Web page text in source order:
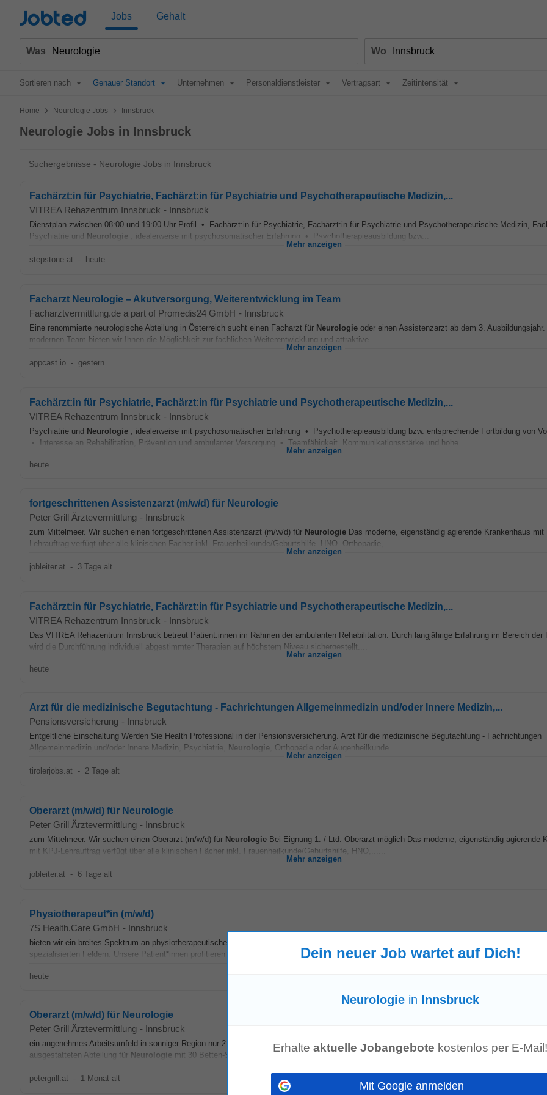
Jobted Jobs Gehalt
Was Wo
Sortieren nach Genauer Standort Unternehmen Personaldienstleister Vertragsart Zeitintensität
Home > Neurologie Jobs > Innsbruck
Neurologie Jobs in Innsbruck
Suchergebnisse - Neurologie Jobs in Innsbruck
Fachärzt:in für Psychiatrie, Fachärzt:in für Psychiatrie und Psychotherapeutische Medizin,...
VITREA Rehazentrum Innsbruck - Innsbruck
Dienstplan zwischen 08:00 und 19:00 Uhr Profil • Fachärzt:in für Psychiatrie, Fachärzt:in für Psychiatrie und Psychotherapeutische Medizin,
Psychiatrie und Neurologie , idealerweise mit psychosomatischer Erfahrung • Psychotherapieausbildung bzw...
Mehr anzeigen
stepstone.at - heute
Facharzt Neurologie – Akutversorgung, Weiterentwicklung im Team
Facharztvermittlung.de a part of Promedis24 GmbH - Innsbruck
Eine renommierte neurologische Abteilung in Österreich sucht einen Facharzt für Neurologie oder einen Assistenzarzt ab dem 3.
modernen Team bieten wir Ihnen die Möglichkeit zur fachlichen Weiterentwicklung und attraktive...
Mehr anzeigen
appcast.io - gestern
Fachärzt:in für Psychiatrie, Fachärzt:in für Psychiatrie und Psychotherapeutische Medizin,...
VITREA Rehazentrum Innsbruck - Innsbruck
Psychiatrie und Neurologie , idealerweise mit psychosomatischer Erfahrung • Psychotherapieausbildung bzw. entsprechende Fortbildung von
• Interesse an Rehabilitation, Prävention und ambulanter Versorgung • Teamfähigkeit, Kommunikationsstärke und hohe...
Mehr anzeigen
heute
fortgeschrittenen Assistenzarzt (m/w/d) für Neurologie
Peter Grill Ärztevermittlung - Innsbruck
zum Mittelmeer. Wir suchen einen fortgeschrittenen Assistenzarzt (m/w/d) für Neurologie Das moderne, eigenständig agierende Krankenhaus mit
Lehrauftrag verfügt über alle klinischen Fächer inkl. Frauenheilkunde/Geburtshilfe, HNO, Orthopädie,......
Mehr anzeigen
jobleiter.at - 3 Tage alt
Fachärzt:in für Psychiatrie, Fachärzt:in für Psychiatrie und Psychotherapeutische Medizin,...
VITREA Rehazentrum Innsbruck - Innsbruck
Das VITREA Rehazentrum Innsbruck betreut Patient:innen im Rahmen der ambulanten Rehabilitation. Durch langjährige Erfahrung im Bereich der
wird die Durchführung individuell abgestimmter Therapien auf höchstem Niveau sichergestellt....
Mehr anzeigen
heute
Arzt für die medizinische Begutachtung - Fachrichtungen Allgemeinmedizin und/oder Innere Medizin,...
Pensionsversicherung - Innsbruck
Entgeltliche Einschaltung Werden Sie Health Professional in der Pensionsversicherung. Arzt für die medizinische Begutachtung - Fachrichtungen
Allgemeinmedizin und/oder Innere Medizin, Psychiatrie, Neurologie , Orthopädie oder Augenheilkunde...
Mehr anzeigen
tirolerjobs.at - 2 Tage alt
Oberarzt (m/w/d) für Neurologie
Peter Grill Ärztevermittlung - Innsbruck
zum Mittelmeer. Wir suchen einen Oberarzt (m/w/d) für Neurologie Bei Eignung 1. / Ltd. Oberarzt möglich Das moderne, eigenständig agierende
mit KPJ-Lehrauftrag verfügt über alle klinischen Fächer inkl. Frauenheilkunde/Geburtshilfe, HNO,......
Mehr anzeigen
jobleiter.at - 6 Tage alt
Physiotherapeut*in (m/w/d)
7S Health.Care GmbH - Innsbruck
bieten wir ein breites Spektrum an physiotherapeutischen Leistungen in den Bereichen Traumatologie, Chirurgie, Orthopädie,
,
spezialisierten Feldern. Unsere Patient*innen profitieren von einer individuell angepassten...
heute
Oberarzt (m/w/d) für Neurologie
Peter Grill Ärztevermittlung - Innsbruck
ein angenehmes Arbeitsumfeld in sonniger Region nur 2 Autostunden vom Meer entfernt - beste Bedingungen für Freizeitaktivitäten, Shopping etc.
ausgestatteten Abteilung für Neurologie mit 30 Betten-Station, Stro­ke-Unit und mehrere Spezialambulanzen...
petergrill.at - 1 Monat alt
Dein neuer Job wartet auf Dich!
Neurologie in Innsbruck
Erhalte aktuelle Jobangebote kostenlos per E-Mail!
Mit Google anmelden